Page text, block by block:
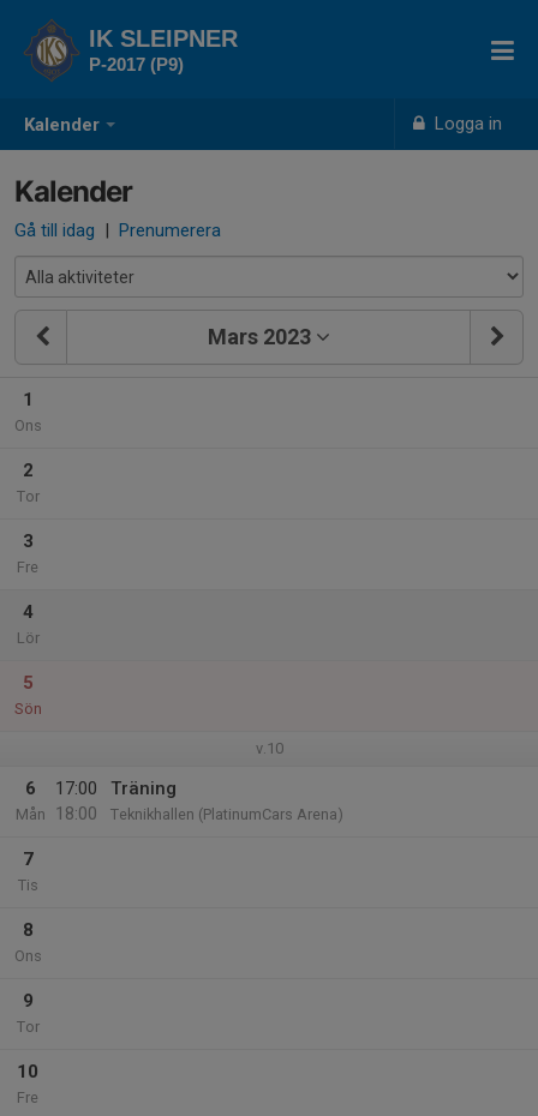
Kalender Logga in
IK SLEIPNER
P-2017 (P9)
Kalender
Gå till idag | Prenumerera
Mars 2023
1
Ons
2
Tor
3
Fre
4
Lör
5
Sön
v.10
6
Mån
17:00
18:00
Träning
Teknikhallen (PlatinumCars Arena)
7
Tis
8
Ons
9
Tor
10
Fre